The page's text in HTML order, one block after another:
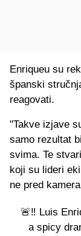
Enriqueu su
španski
reagovati.
"Takve izjave
samo rezultat
svima. Te
koji su lideri
ne pred
🚨‼️ Luis
a spicy